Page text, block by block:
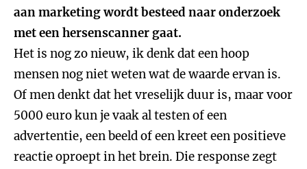
aan marketing wordt besteed naar onderzoek
met een hersenscanner gaat.
Het is nog zo nieuw, ik denk dat een hoop
mensen nog niet weten wat de waarde ervan is.
Of men denkt dat het vreselijk duur is, maar voor
5000 euro kun je vaak al testen of een
advertentie, een beeld of een kreet een positieve
reactie oproept in het brein. Die response zegt